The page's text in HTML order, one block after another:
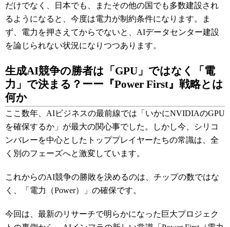
だけでなく、日本でも、またその他の国でも多数建設され
るようになると、今度は電力が制約条件になります。ま
ず、電力を押さえてからでないと、AIデータセンター建設
を論じられない状況になりつつあります。
生成AI競争の勝者は「GPU」ではなく「電
力」で決まる？ーー『Power First』戦略とは
何か
ここ数年、AIビジネスの最前線では「いかにNVIDIAのGPU
を確保するか」が最大の関心事でした。しかし今、シリコ
ンバレーを中心としたトッププレイヤーたちの常識は、全
く別のフェーズへと激変しています。
これからのAI競争の勝敗を決めるのは、チップの数ではな
く、「電力（Power）」の確保です。
今回は、最新のリサーチで明らかになった巨大プロジェク